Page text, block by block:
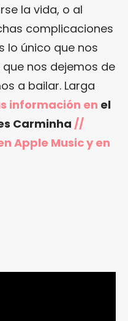
la vida, o al
complicaciones
lo único que nos
nos dejemos de
a bailar. Larga
información en el
Carminha //
Apple Musicy en